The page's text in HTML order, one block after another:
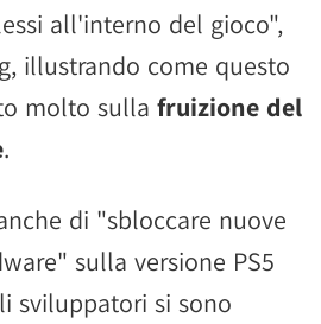
all'interno del gioco",
illustrando come questo
molto sulla fruizione del
.
di "sbloccare nuove
sulla versione PS5
sviluppatori si sono